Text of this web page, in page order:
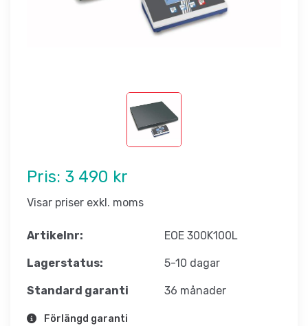
Pris: 3 490 kr
Visar priser exkl. moms
Artikelnr: EOE 300K100L
Lagerstatus: 5-10 dagar
Standard garanti 36 månader
Förlängd garanti